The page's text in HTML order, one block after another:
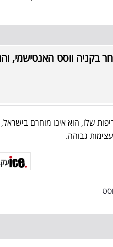
בקניה ווסט האנטישמי,
שלו, הוא אינו מוחרם בישראל,
גבוהה.